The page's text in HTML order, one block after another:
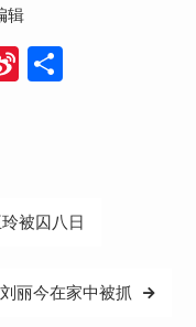
辑
Sina分
被囚八日
丽今在家中被抓